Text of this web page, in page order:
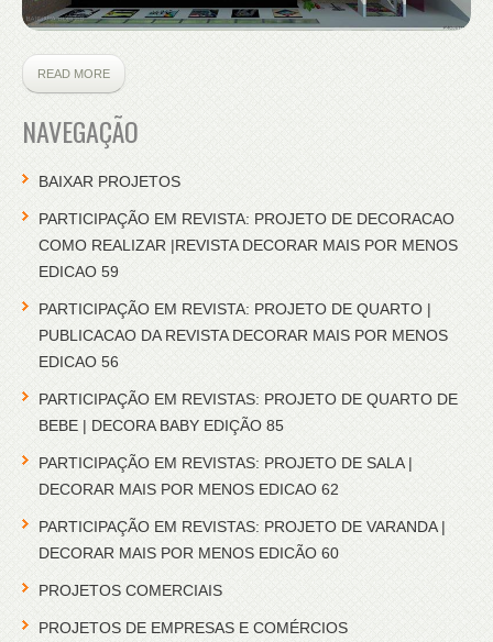
READ MORE
NAVEGAÇÃO
BAIXAR PROJETOS
PARTICIPAÇÃO EM REVISTA: PROJETO DE DECORACAO
COMO REALIZAR |REVISTA DECORAR MAIS POR MENOS
EDICAO 59
PARTICIPAÇÃO EM REVISTA: PROJETO DE QUARTO |
PUBLICACAO DA REVISTA DECORAR MAIS POR MENOS
EDICAO 56
PARTICIPAÇÃO EM REVISTAS: PROJETO DE QUARTO DE
BEBE | DECORA BABY EDIÇÃO 85
PARTICIPAÇÃO EM REVISTAS: PROJETO DE SALA |
DECORAR MAIS POR MENOS EDICAO 62
PARTICIPAÇÃO EM REVISTAS: PROJETO DE VARANDA |
DECORAR MAIS POR MENOS EDICÃO 60
PROJETOS COMERCIAIS
PROJETOS DE EMPRESAS E COMÉRCIOS